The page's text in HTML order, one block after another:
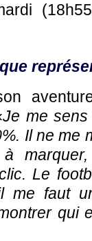
Je me
Il ne me
Le
me faut
qui